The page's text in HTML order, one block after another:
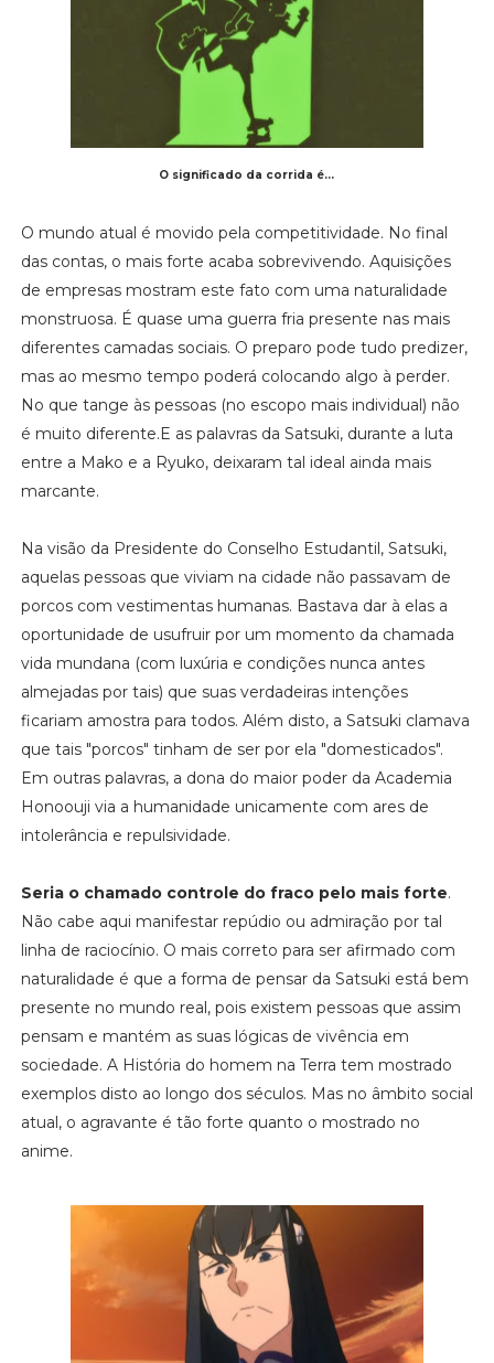
O significado da corrida é...
O mundo atual é movido pela competitividade. No final
das contas, o mais forte acaba sobrevivendo. Aquisições
de empresas mostram este fato com uma naturalidade
monstruosa. É quase uma guerra fria presente nas mais
diferentes camadas sociais. O preparo pode tudo predizer,
mas ao mesmo tempo poderá colocando algo à perder.
No que tange às pessoas (no escopo mais individual) não
é muito diferente.E as palavras da Satsuki, durante a luta
entre a Mako e a Ryuko, deixaram tal ideal ainda mais
marcante.
Na visão da Presidente do Conselho Estudantil, Satsuki,
aquelas pessoas que viviam na cidade não passavam de
porcos com vestimentas humanas. Bastava dar à elas a
oportunidade de usufruir por um momento da chamada
vida mundana (com luxúria e condições nunca antes
almejadas por tais) que suas verdadeiras intenções
ficariam amostra para todos. Além disto, a Satsuki clamava
que tais "porcos" tinham de ser por ela "domesticados".
Em outras palavras, a dona do maior poder da Academia
Honoouji via a humanidade unicamente com ares de
intolerância e repulsividade.
Seria o chamado controle do fraco pelo mais forte.
Não cabe aqui manifestar repúdio ou admiração por tal
linha de raciocínio. O mais correto para ser afirmado com
naturalidade é que a forma de pensar da Satsuki está bem
presente no mundo real, pois existem pessoas que assim
pensam e mantém as suas lógicas de vivência em
sociedade. A História do homem na Terra tem mostrado
exemplos disto ao longo dos séculos. Mas no âmbito social
atual, o agravante é tão forte quanto o mostrado no
anime.